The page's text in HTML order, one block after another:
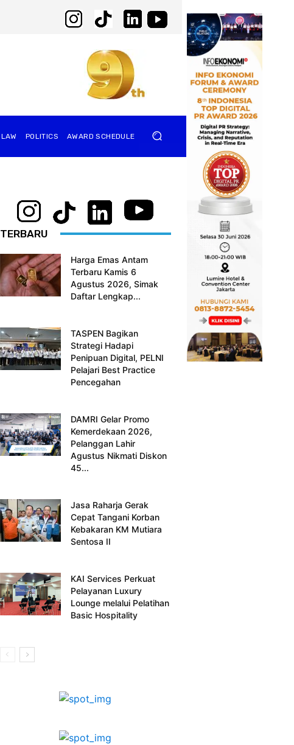
⁠LAW POLITICS AWARD SCHEDULE
TERBARU
Harga Emas Antam
Terbaru Kamis 6
Agustus 2026, Simak
Daftar Lengkap...
TASPEN Bagikan
Strategi Hadapi
Penipuan Digital, PELNI
Pelajari Best Practice
Pencegahan
DAMRI Gelar Promo
Kemerdekaan 2026,
Pelanggan Lahir
Agustus Nikmati Diskon
45...
Jasa Raharja Gerak
Cepat Tangani Korban
Kebakaran KM Mutiara
Sentosa II
KAI Services Perkuat
Pelayanan Luxury
Lounge melalui Pelatihan
Basic Hospitality